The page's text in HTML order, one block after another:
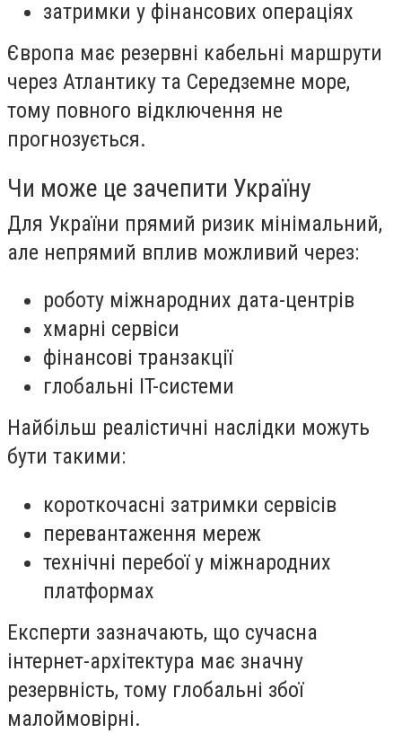
затримки у фінансових операціях
Європа має резервні кабельні маршрути
через Атлантику та Середземне море,
тому повного відключення не
прогнозується.
Чи може це зачепити Україну
Для України прямий ризик мінімальний,
але непрямий вплив можливий через:
роботу міжнародних дата-центрів
хмарні сервіси
фінансові транзакції
глобальні IT-системи
Найбільш реалістичні наслідки можуть
бути такими:
короткочасні затримки сервісів
перевантаження мереж
технічні перебої у міжнародних
платформах
Експерти зазначають, що сучасна
інтернет-архітектура має значну
резервність, тому глобальні збої
малоймовірні.